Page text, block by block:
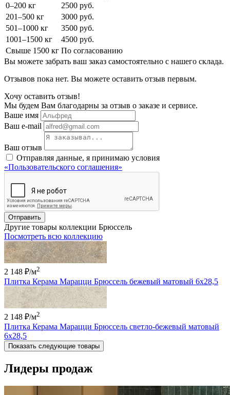
0–200 кг
2500 руб.
201–500 кг
3000 руб.
501–1000 кг
3500 руб.
1001–1500 кг
4500 руб.
Свыше 1500 кг По согласованию
Вы можете забрать ваш заказ самостоятельно с нашего склада.
Отзывов пока нет. Вы можете оставить отзыв первым.
Хочу оставить отзыв!
Мы будем Вам благодарны за отзыв о заказе и сервисе.
Ваше имя
Ваш e-mail
Ваш отзыв
Отправляя данные, я принимаю условия
«Пользовательского соглашения»
Отправить
Другие товары коллекции Брюссель
Посмотреть всю коллекцию
2 148 ₽/м2
Плитка Керама Марацци Брюссель бежевый матовый 6x28,5
2 148 ₽/м2
Плитка Керама Марацци Брюссель светло-бежевый матовый
6x28,5
Показать следующие товары
Лидеры продаж